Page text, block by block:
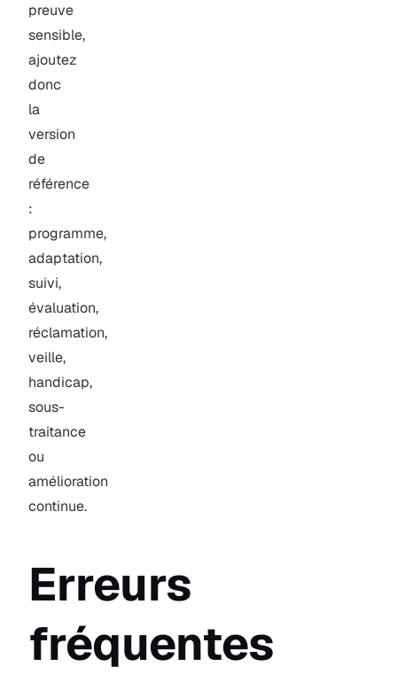
preuve
sensible,
ajoutez
donc
la
version
de
référence
:
programme,
adaptation,
suivi,
évaluation,
réclamation,
veille,
handicap,
sous-
traitance
ou
amélioration
continue.
Erreurs
fréquentes